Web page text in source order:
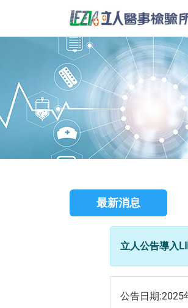
最新消息
立人公告導入
公告日期:2025